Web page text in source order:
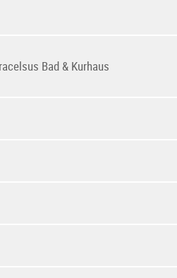
Bad & Kurhaus